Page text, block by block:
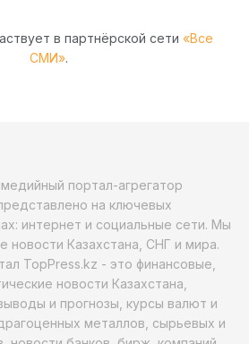
в партнёрской сети «Все
СМИ».
портал-агрегатор
на ключевых
интернет и социальные сети. Мы
новости Казахстана, СНГ и мира.
TopPress.kz - это финансовые,
новости Казахстана,
и прогнозы, курсы валют и
металлов, сырьевых и